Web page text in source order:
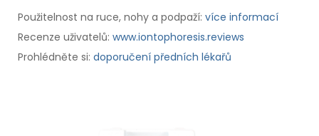
Použitelnost na ruce, nohy a podpaží: více informací
Recenze uživatelů: www.iontophoresis.reviews
Prohlédněte si: doporučení předních lékařů